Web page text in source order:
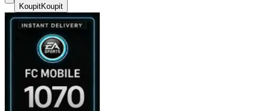
KoupitKoupit